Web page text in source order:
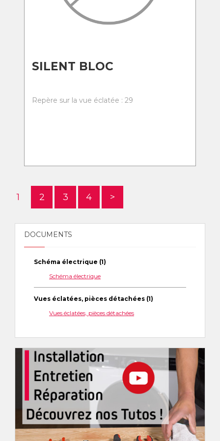
SILENT BLOC
Repère sur la vue éclatée : 29
1 2 3 4 >
DOCUMENTS
Schéma électrique (1)
Schéma électrique
Vues éclatées, pièces détachées (1)
Vues éclatées, pièces détachées